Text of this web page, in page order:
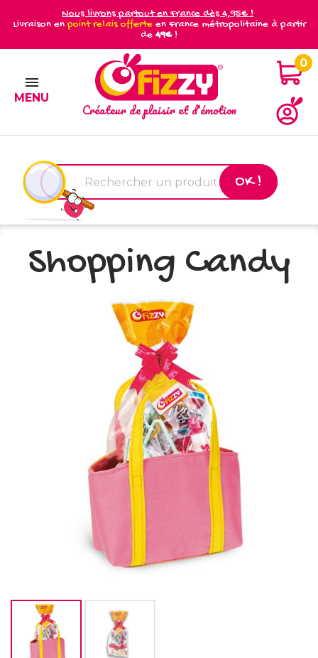
Nous livrons partout en France dès 4,95€ !
Livraison enpoint relais offerteen France métropolitaine à partir
de 49€!

MENU
0
Créateur de plaisir et d'émotion
OK !
Shopping Candy